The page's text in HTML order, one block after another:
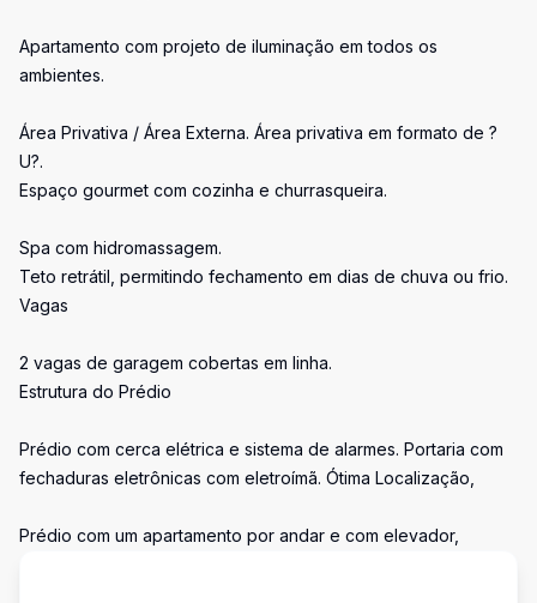
Apartamento com projeto de iluminação em todos os
ambientes.
Área Privativa / Área Externa. Área privativa em formato de ?
U?.
Espaço gourmet com cozinha e churrasqueira.
Spa com hidromassagem.
Teto retrátil, permitindo fechamento em dias de chuva ou frio.
Vagas
2 vagas de garagem cobertas em linha.
Estrutura do Prédio
Prédio com cerca elétrica e sistema de alarmes. Portaria com
fechaduras eletrônicas com eletroímã. Ótima Localização,
Prédio com um apartamento por andar e com elevador,